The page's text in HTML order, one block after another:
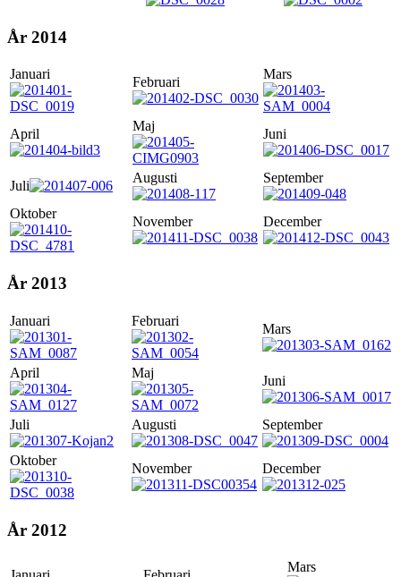
År 2014
Januari
Februari
Mars
April
Maj
Juni
Juli
Augusti September
Oktober
November December
År 2013
Januari Februari
Mars
April Maj
Juni
Juli Augusti September
Oktober
November December
År 2012
Mars